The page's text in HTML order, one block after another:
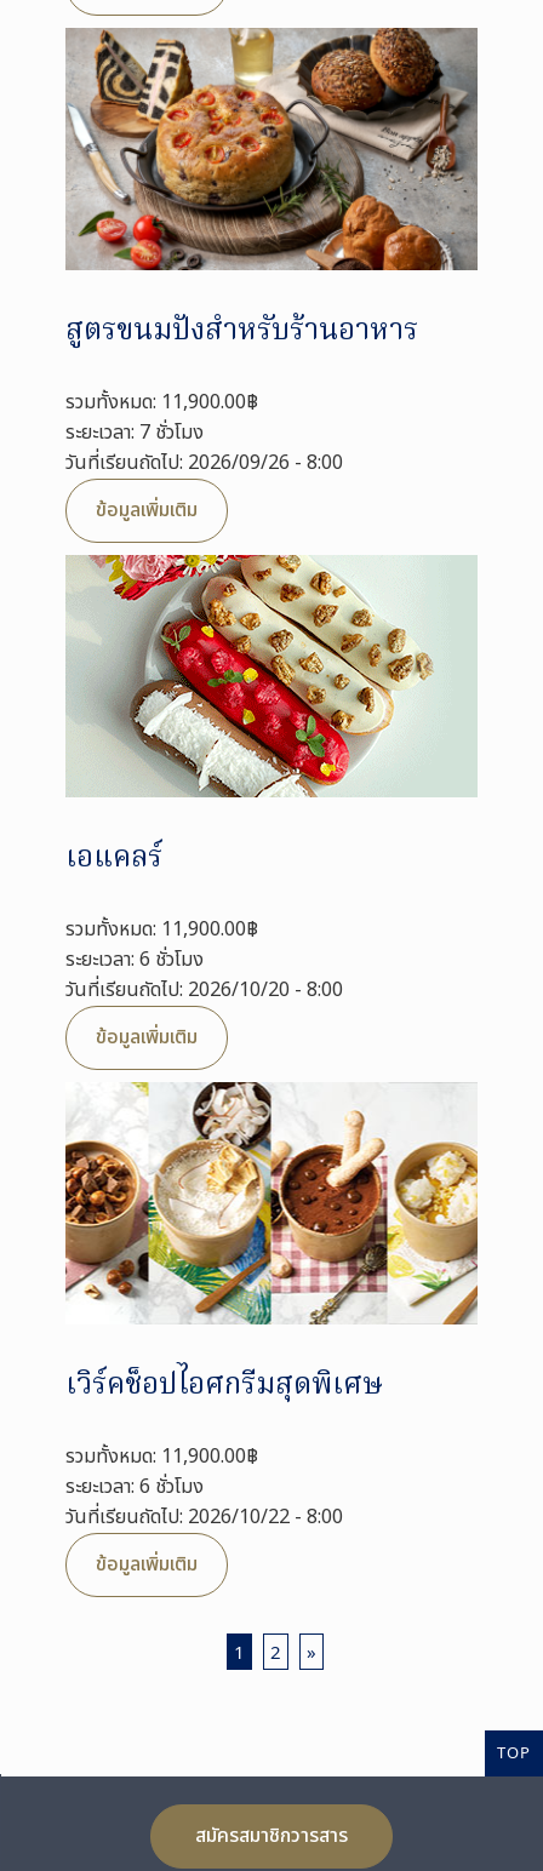
สูตรขนมปังสำหรับร้านอาหาร
รวมทั้งหมด: 11,900.00฿
ระยะเวลา: 7 ชั่วโมง
วันที่เรียนถัดไป: 2026/09/26 - 8:00
ข้อมูลเพิ่มเติม
เอแคลร์
รวมทั้งหมด: 11,900.00฿
ระยะเวลา: 6 ชั่วโมง
วันที่เรียนถัดไป: 2026/10/20 - 8:00
ข้อมูลเพิ่มเติม
เวิร์คช็อปไอศกรีมสุดพิเศษ
รวมทั้งหมด: 11,900.00฿
ระยะเวลา: 6 ชั่วโมง
วันที่เรียนถัดไป: 2026/10/22 - 8:00
ข้อมูลเพิ่มเติม
1 2 »
TOP
สมัครสมาชิกวารสาร